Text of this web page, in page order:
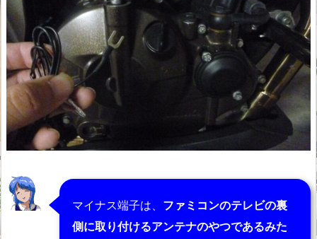
マイナス端子は、 ファミコンのテレビの裏
側に取り付けるアンテナのやつであるみた